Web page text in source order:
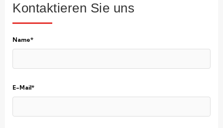
Kontaktieren Sie uns
Name*
E-Mail*